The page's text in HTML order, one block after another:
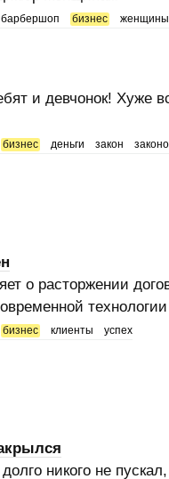
барбершоп бизнес женщины
и девчонок! Хуже
бизнес деньги закон
о расторжении
бизнес клиенты успех
никого не